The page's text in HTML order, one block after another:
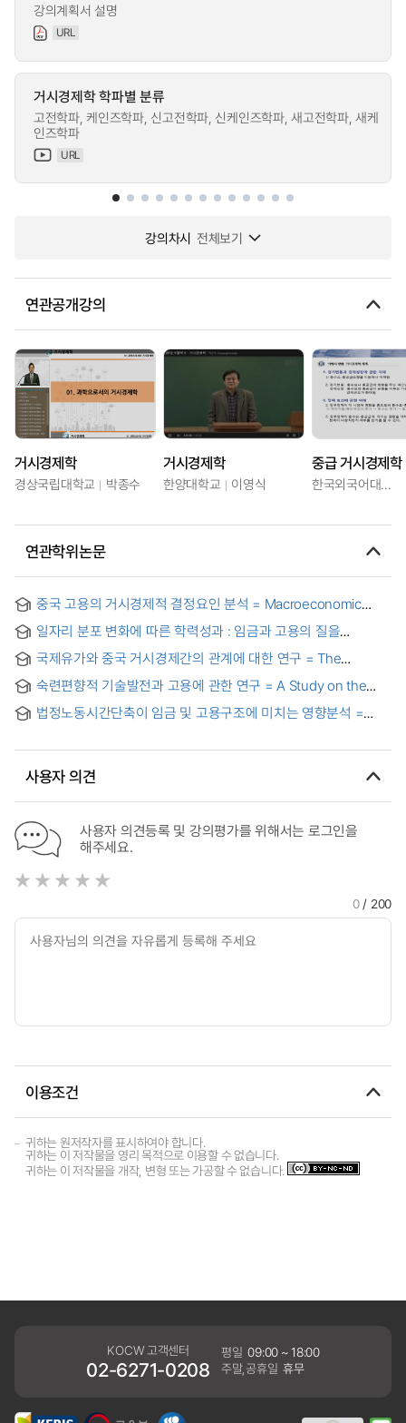
강의계획서 설명
URL
거시경제학 학파별 분류
고전학파, 케인즈학파, 신고전학파, 신케인즈학파, 새고전학파, 새케
인즈학파
URL
강의차시 전체보기
연관공개강의
거시경제학
경상국립대학교 박종수
거시경제학
한양대학교 이영식
중급 거시경제학
한국외국어대학교
연관학위논문
중국 고용의 거시경제적 결정요인 분석 = Macroeconomic
일자리 분포 변화에 따른 학력성과 : 임금과 고용의 질을
국제유가와 중국 거시경제간의 관계에 대한 연구 = The
Macroeconomy
숙련편향적 기술발전과 고용에 관한 연구 = A Study on the
법정노동시간단축이 임금 및 고용구조에 미치는 영향분석 =
사용자 의견
사용자 의견등록 및 강의평가를 위해서는 로그인을
해주세요.
0/ 200
이용조건
귀하는 원저작자를 표시하여야 합니다.
귀하는 이 저작물을 영리 목적으로 이용할 수 없습니다.
귀하는 이 저작물을 개작, 변형 또는 가공할 수 없습니다.
KOCW 고객센터
02-6271-0208
평일 09:00 ~ 18:00
주말,공휴일 휴무